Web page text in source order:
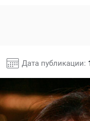
Дата публикации: